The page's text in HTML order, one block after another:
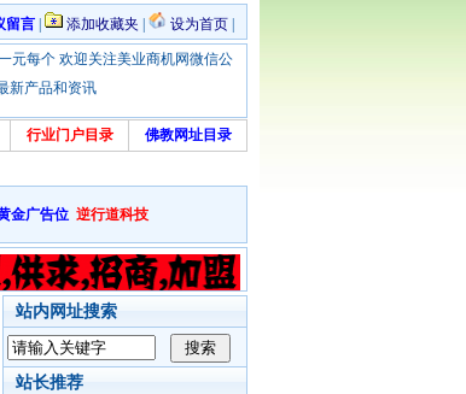
留言 添加收藏夹 设为首页
元每个 欢迎关注美业商机网微信公
新产品和资讯
行业门户目录 佛教网址目录
金广告位 逆行道科技
站内网址搜索
站长推荐